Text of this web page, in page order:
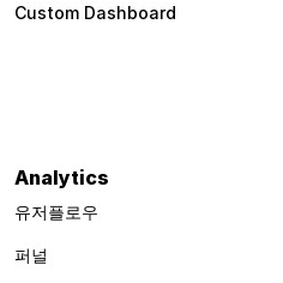
Custom Dashboard
Analytics
유저플로우
퍼널